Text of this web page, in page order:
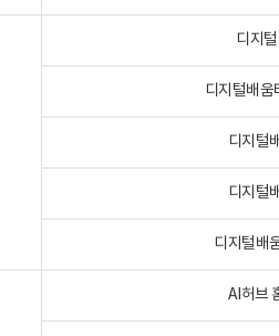
디지
디지털배움
디지털
디지털
디지털배
AI허브